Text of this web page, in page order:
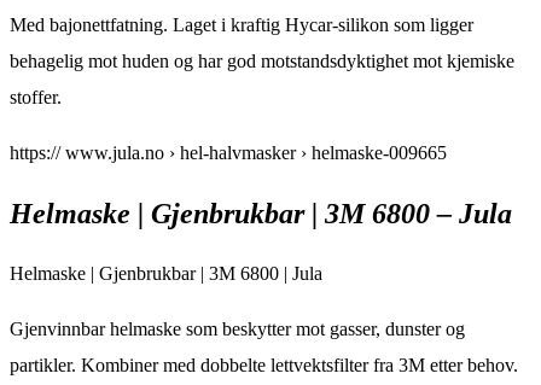
Med bajonettfatning. Laget i kraftig Hycar-silikon som ligger
behagelig mot huden og har god motstandsdyktighet mot kjemiske
stoffer.
https:// www.jula.no › hel-halvmasker › helmaske-009665
Helmaske | Gjenbrukbar | 3M 6800 – Jula
Helmaske | Gjenbrukbar | 3M 6800 | Jula
Gjenvinnbar helmaske som beskytter mot gasser, dunster og
partikler. Kombiner med dobbelte lettvektsfilter fra 3M etter behov.